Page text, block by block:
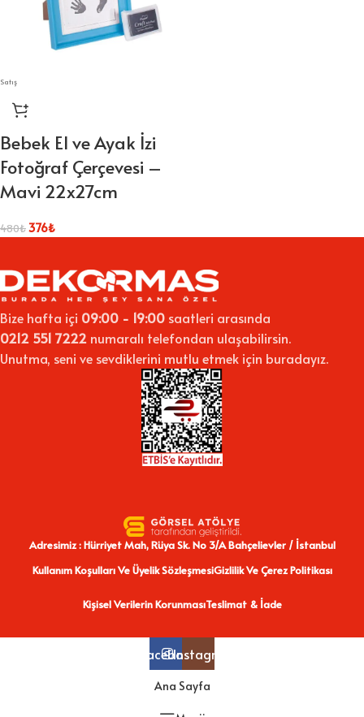
Satış
Bebek El ve Ayak İzi
Fotoğraf Çerçevesi –
Mavi 22x27cm
480₺376₺
Bize hafta içi 09:00 - 19:00 saatleri arasında
0212 551 7222 numaralı telefondan ulaşabilirsin.
Unutma, seni ve sevdiklerini mutlu etmek için buradayız.
Adresimiz : Hürriyet Mah, Rüya Sk. No 3/A Bahçelievler / İstanbul
Kullanım Koşulları Ve Üyelik SözleşmesiGizlilik Ve Çerez Politikası
Kişisel Verilerin KorunmasıTeslimat & İade
FacebookInstagram
Ana Sayfa